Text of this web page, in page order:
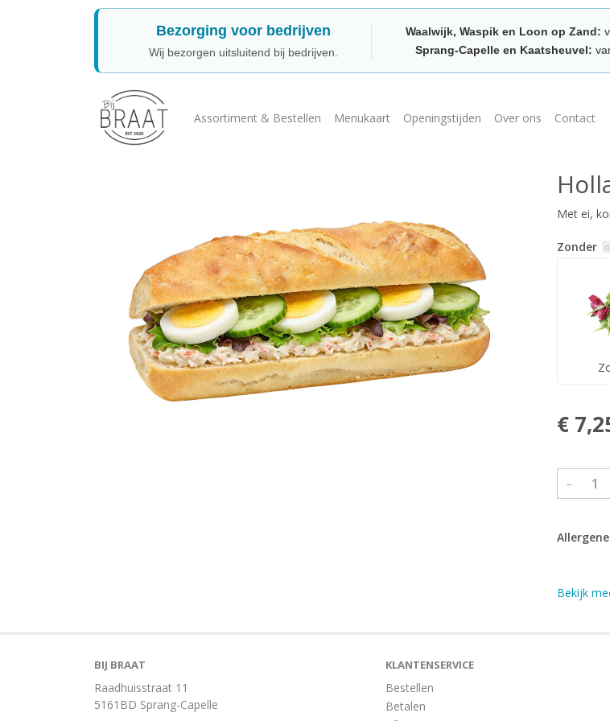
Bezorging voor bedrijven
Wij bezorgen uitsluitend bij bedrijven.
Waalwijk, Waspik en Loon op Zand:
Sprang-Capelle en Kaatsheuvel:
Assortiment & Bestellen Menukaart Openingstijden Over ons Contact
Met ei,
Zonder
€
–
Bekijk
BIJ BRAAT
Raadhuisstraat 11
5161BD Sprang-Capelle
KLANTENSERVICE
Bestellen
Betalen